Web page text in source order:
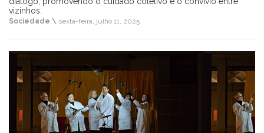
vizinhos.
Sociedade \ sexta-feira, julho 11, 2025